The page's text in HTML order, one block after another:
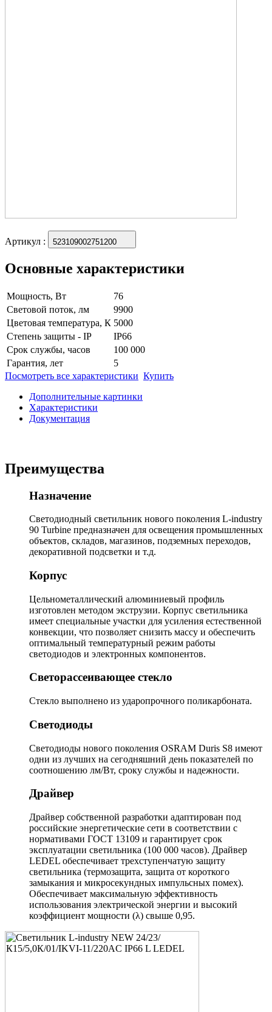
Артикул : 523109002751200
Основные характеристики
Мощность, Вт
76
Световой поток, лм
9900
Цветовая температура, К 5000
Степень защиты - IP
IP66
Срок службы, часов
100 000
Гарантия, лет
5
Посмотреть все характеристики Купить
Дополнительные картинки
Характеристики
Документация
Преимущества
Назначение
Светодиодный светильник нового поколения L-industry
90 Turbine предназначен для освещения промышленных
объектов, складов, магазинов, подземных переходов,
декоративной подсветки и т.д.
Корпус
Цельнометаллический алюминиевый профиль
изготовлен методом экструзии. Корпус светильника
имеет специальные участки для усиления естественной
конвекции, что позволяет снизить массу и обеспечить
оптимальный температурный режим работы
светодиодов и электронных компонентов.
Светорассеивающее стекло
Стекло выполнено из ударопрочного поликарбоната.
Светодиоды
Светодиоды нового поколения OSRAM Duris S8 имеют
одни из лучших на сегодняшний день показателей по
соотношению лм/Вт, сроку службы и надежности.
Драйвер
Драйвер собственной разработки адаптирован под
российские энергетические сети в соответствии с
нормативами ГОСТ 13109 и гарантирует срок
эксплуатации светильника (100 000 часов). Драйвер
LEDEL обеспечивает трехступенчатую защиту
светильника (термозащита, защита от короткого
замыкания и микросекундных импульсных помех).
Обеспечивает максимальную эффективность
использования электрической энергии и высокий
коэффициент мощности (λ) свыше 0,95.